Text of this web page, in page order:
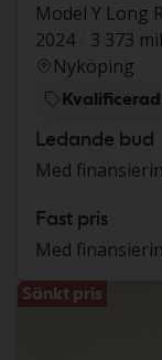
Model Y Long
2024
3 373 mil
Nyköping
Ledande bud
Med
Fast pris
Med
Sänkt pris